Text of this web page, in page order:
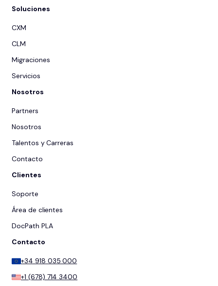
Soluciones
CXM
CLM
Migraciones
Servicios
Nosotros
Partners
Nosotros
Talentos y Carreras
Contacto
Clientes
Soporte
Área de clientes
DocPath PLA
Contacto
+34 918 035 000
+1 (678) 714 3400